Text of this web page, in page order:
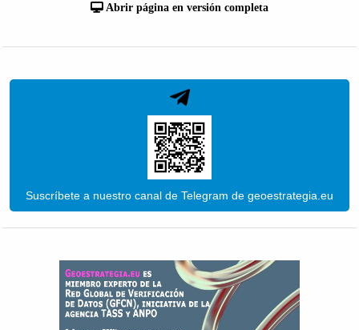
Abrir página en versión completa
Suscríbete a nuestro canal de Telegram de geoestrategia.eu